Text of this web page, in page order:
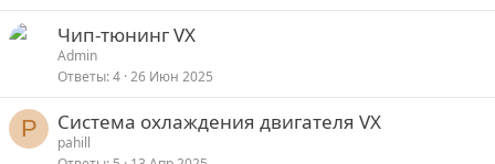
Чип-тюнинг VX
Admin
Ответы 4 26 Июн 2025
P Система охлаждения двигателя VX
pahill